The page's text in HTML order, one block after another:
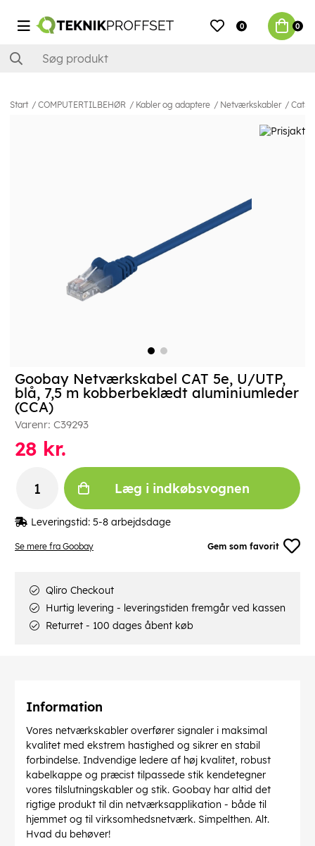
0 0
Start COMPUTERTILBEHØR Kabler og adaptere Netværkskabler Cat5e
Se mere fra Goobay Gem som favorit
Goobay Netværkskabel CAT 5e, U/UTP,
blå, 7,5 m kobberbeklædt aluminiumleder
(CCA)
Varenr: C39293
28 kr.
Læg i indkøbsvognen
Leveringstid: 5-8 arbejdsdage
Qliro Checkout
Hurtig levering - leveringstiden fremgår ved kassen
Returret - 100 dages åbent køb
Information
Vores netværkskabler overfører signaler i maksimal
kvalitet med ekstrem hastighed og sikrer en stabil
forbindelse. Indvendige ledere af høj kvalitet, robust
kabelkappe og præcist tilpassede stik kendetegner
vores tilslutningskabler og stik. Goobay har altid det
rigtige produkt til din netværksapplikation - både til
hjemmet og til virksomhedsnetværk. Simpelthen. Alt.
Hvad du behøver!